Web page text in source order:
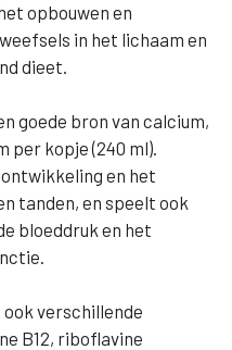
opbouwen en
in het lichaam en
dieet.
goede bron van calcium,
per kopje (240 ml).
en het
tanden, en speelt ook
bloeddruk en het
verschillende
B12, riboflavine